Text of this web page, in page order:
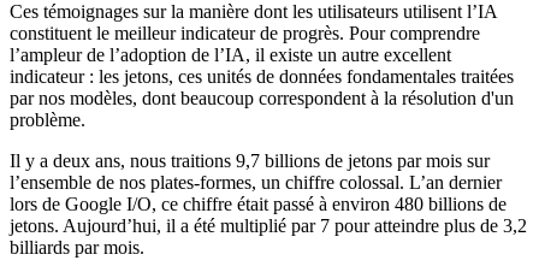
Ces témoignages sur la manière dont les utilisateurs utilisent l’IA
constituent le meilleur indicateur de progrès. Pour comprendre
l’ampleur de l’adoption de l’IA, il existe un autre excellent
indicateur : les jetons, ces unités de données fondamentales traitées
par nos modèles, dont beaucoup correspondent à la résolution d'un
problème.
Il y a deux ans, nous traitions 9,7 billions de jetons par mois sur
l’ensemble de nos plates-formes, un chiffre colossal. L’an dernier
lors de Google I/O, ce chiffre était passé à environ 480 billions de
jetons. Aujourd’hui, il a été multiplié par 7 pour atteindre plus de 3,2
billiards par mois.